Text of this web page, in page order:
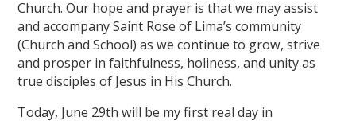
Church. Our hope and prayer is that we may assist
and accompany Saint Rose of Lima’s community
(Church and School) as we continue to grow, strive
and prosper in faithfulness, holiness, and unity as
true disciples of Jesus in His Church.
Today, June 29th will be my first real day in